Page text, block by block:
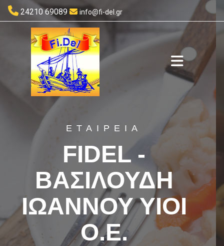
 24210 69089  info@fi-del.gr
ΕΤΑΙΡΕΊΑ
FIDEL -
ΒΑΣΙΛΟΥΔΗ
ΙΩΑΝΝΟΥ ΥΙΟΙ
Ο.Ε.